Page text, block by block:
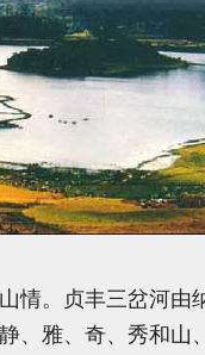
。贞丰三岔河由
、雅、奇、秀和山